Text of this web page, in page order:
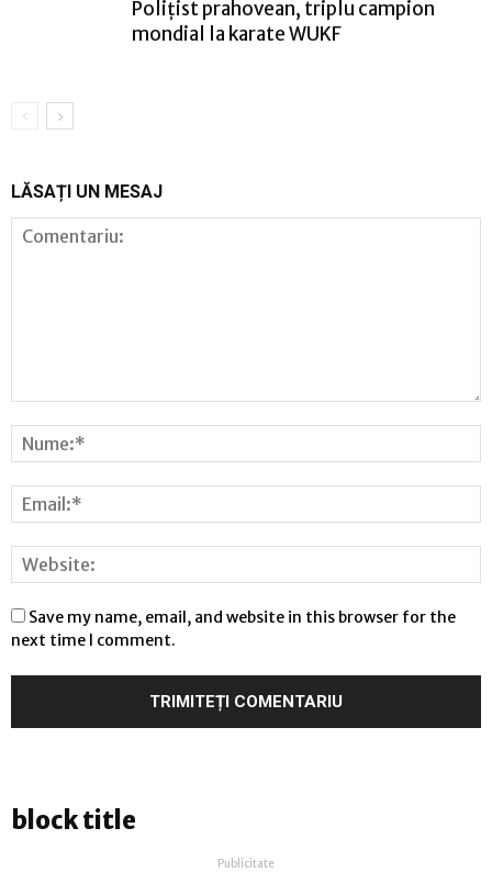
Polițist prahovean, triplu campion
mondial la karate WUKF
LĂSAȚI UN MESAJ
Save my name, email, and website in this browser for the
next time I comment.
block title
Publicitate